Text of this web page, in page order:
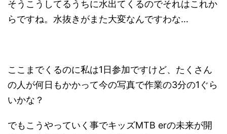
そうこうしてるうちに水出てくるのでそれはこれか
らですね。水抜きがまた大変なんですわな…
ここまでくるのに私は1日参加ですけど、たくさん
の人が何日もかかって今の写真で作業の3分の1ぐら
いかな？
でもこうやっていく事でキッズMTB erの未来が開